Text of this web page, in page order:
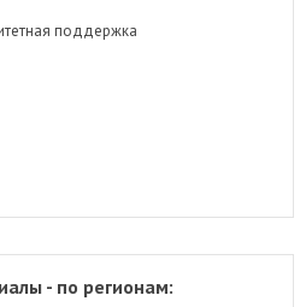
поддержка
- по регионам: